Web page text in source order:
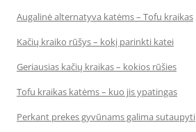
Augalinė alternatyva katėms – Tofu kraikas
Kačių kraiko rūšys – kokį parinkti katei
Geriausias kačių kraikas – kokios rūšies
Tofu kraikas katėms – kuo jis ypatingas
Perkant prekes gyvūnams galima sutaupyti